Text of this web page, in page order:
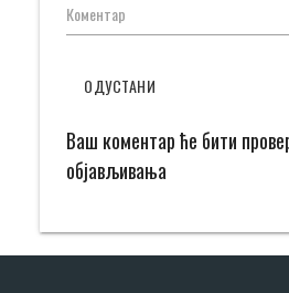
Коментар
ОДУСТАНИ
Ваш коментар ће бити
објављивања